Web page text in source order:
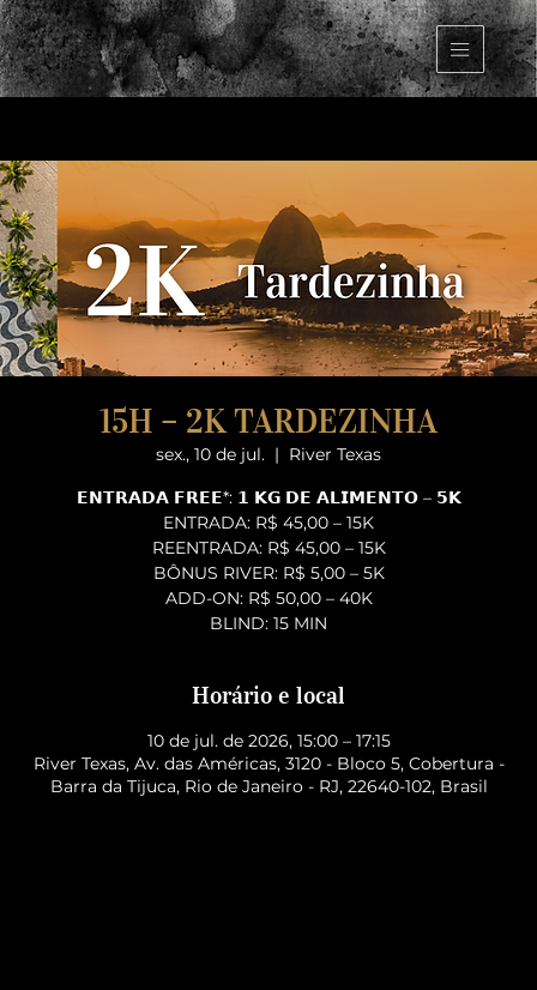
15H – 2K TARDEZINHA
sex., 10 de jul.
  |
River Texas
𝗘𝗡𝗧𝗥𝗔𝗗𝗔 𝗙𝗥𝗘𝗘*: 𝟭 𝗞𝗚 𝗗𝗘 𝗔𝗟𝗜𝗠𝗘𝗡𝗧𝗢 – 𝟱𝗞
ENTRADA: R$ 45,00 – 15K
REENTRADA: R$ 45,00 – 15K
BÔNUS RIVER: R$ 5,00 – 5K
ADD-ON: R$ 50,00 – 40K
BLIND: 15 MIN
Horário e local
10 de jul. de 2026, 15:00 – 17:15
River Texas, Av. das Américas, 3120 - Bloco 5, Cobertura -
Barra da Tijuca, Rio de Janeiro - RJ, 22640-102, Brasil